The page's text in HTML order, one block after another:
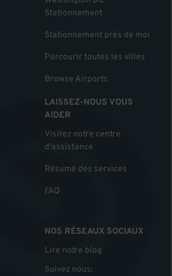
Stationnement
Stationnement près de moi
Parcourir toutes les villes
Browse Airports
LAISSEZ-NOUS VOUS
AIDER
Visitez notre centre
d'assistance
Résumé des services
FAQ
NOS RÉSEAUX SOCIAUX
Lire notre blog
Suivez nous: